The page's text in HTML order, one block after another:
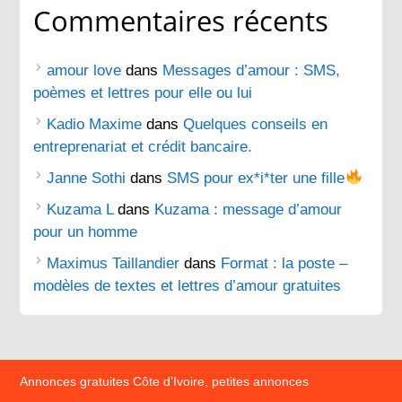
Commentaires récents
amour love dans Messages d’amour : SMS,
poèmes et lettres pour elle ou lui
Kadio Maxime dansQuelques conseils en
entreprenariat et crédit bancaire.
Janne Sothi dans SMS pour ex*i*ter une fille
Kuzama Ldans Kuzama : message d’amour
pour un homme
Maximus Taillandier dans Format : la poste –
modèles de textes et lettres d’amour gratuites
Annonces gratuites Côte d’Ivoire, petites annonces